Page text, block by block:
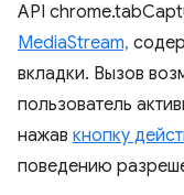
API
MediaStream,
вкладки. Вызов
пользователь
нажав кнопку
поведению